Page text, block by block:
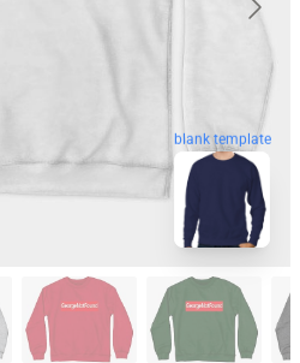
blank template